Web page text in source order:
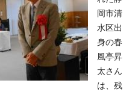
岡市清
水区出
身の春
風亭昇
太さん
は、残